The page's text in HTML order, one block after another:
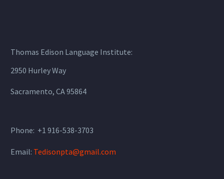
Thomas Edison Language Institute:
2950 Hurley Way
Sacramento, CA 95864
Phone: +1 916-538-3703
Email: Tedisonpta@gmail.com